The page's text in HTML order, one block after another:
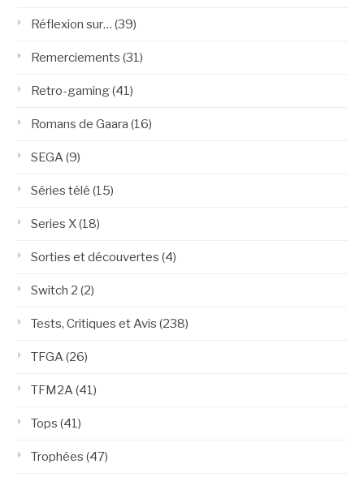
Réflexion sur… (39)
Remerciements (31)
Retro-gaming(41)
Romans de Gaara (16)
SEGA(9)
Séries télé (15)
Series X(18)
Sorties et découvertes (4)
Switch 2 (2)
Tests, Critiques et Avis (238)
TFGA(26)
TFM2A(41)
Tops (41)
Trophées (47)